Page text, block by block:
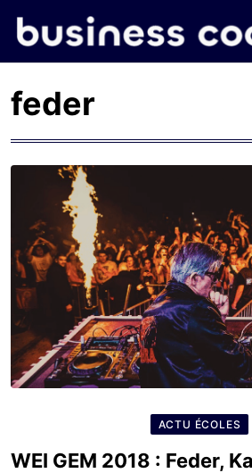
feder
ACTU ÉCOLES
WEI GEM 2018 : Feder,